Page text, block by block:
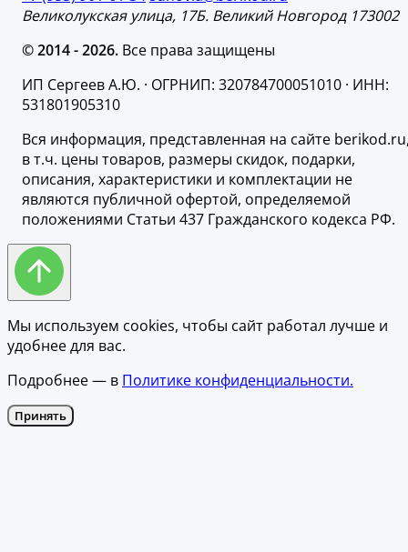
Великолукская улица, 17Б. Великий Новгород 173002
© 2014 - 2026. Все права защищены
ИП Сергеев А.Ю. · ОГРНИП: 320784700051010 · ИНН:
531801905310
Вся информация, представленная на сайте
в т.ч. цены товаров, размеры скидок, подарки,
описания, характеристики и комплектации не
являются публичной офертой, определяемой
положениями Статьи 437 Гражданского кодекса РФ.
Мы используем cookies, чтобы сайт работал лучше и
удобнее для вас.
Подробнее — в Политике конфиденциальности.
Принять